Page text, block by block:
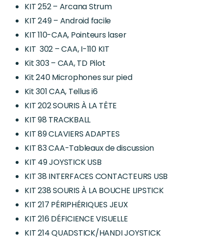
KIT 252 – Arcana Strum
KIT 249 – Android facile
KIT 110-CAA, Pointeurs laser
KIT 302 – CAA, I-110 KIT
Kit 303 – CAA, TD Pilot
Kit 240 Microphones sur pied
Kit 301 CAA, Tellus i6
KIT 202 SOURIS À LA TÊTE
KIT 98 TRACKBALL
KIT 89 CLAVIERS ADAPTES
KIT 83 CAA-Tableaux de discussion
KIT 49 JOYSTICK USB
KIT 38 INTERFACES CONTACTEURS USB
KIT 238 SOURIS À LA BOUCHE LIPSTICK
KIT 217 PÉRIPHÉRIQUES JEUX
KIT 216 DÉFICIENCE VISUELLE
KIT 214 QUADSTICK/HANDI JOYSTICK